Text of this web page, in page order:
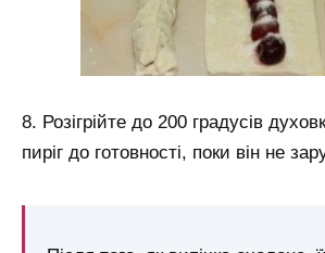
8. Розігрійте до 200 градусів
пиріг до готовності, поки він не